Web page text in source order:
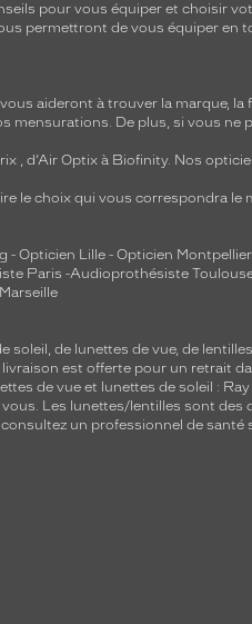
pour vous équiper et choisir
permettront de vous équiper en
aideront à trouver la marque, la
De plus, si vous ne
, d’Air Optix à Biofinity. Nos
le choix qui vous correspondra
- Opticien Lille - Opticien Montpellier
Paris -Audioprothésiste
soleil, de lunettes de vue, de
est offerte pour un retrait
de vue et lunettes de soleil :
vous. Les lunettes/lentilles sont
un professionnel de santé